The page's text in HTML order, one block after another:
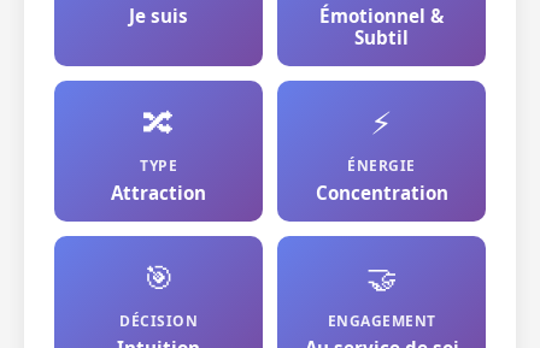
Je suis
Émotionnel &
Subtil
🔀
TYPE
Attraction
⚡
ÉNERGIE
Concentration
🎯
DÉCISION
🤝
ENGAGEMENT